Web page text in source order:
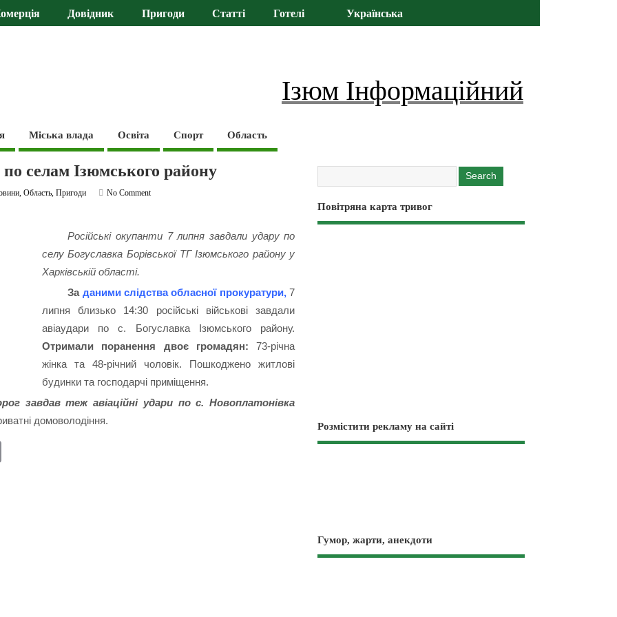
Довідник Пригоди Статті Готелі Українська
Ізюм Інформаційний
Міська влада Освіта Спорт Область
по селам Ізюмського району
,Область,Пригоди
No Comment
Російські окупанти 7 липня завдали удару по
селу Богуславка Борівської ТГ Ізюмського району у
Харківській області.
За даними слідства обласної прокуратури,7
липня близько 14:30 російські військові завдали
авіаудари по с. Богуславка Ізюмського району.
Отримали поранення двоє громадян: 73-річна
жінка та 48-річний чоловік. Пошкоджено житлові
будинки та господарчі приміщення.
завдав теж авіаційні удари по с. Новоплатонівка
домоволодіння.
Повітряна карта тривог
Розмістити рекламу на сайті
Гумор, жарти, анекдоти